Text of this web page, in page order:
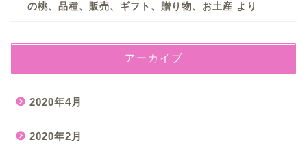
の桃、品種、販売、ギフト、贈り物、お土産 より
アーカイブ
2020年4月
2020年2月